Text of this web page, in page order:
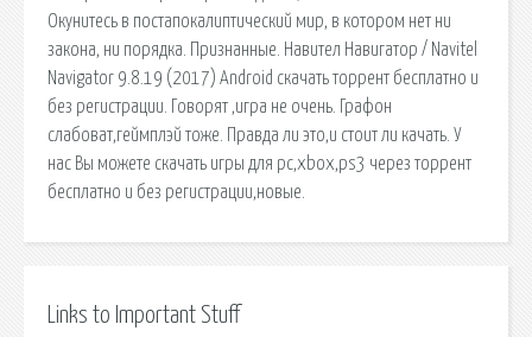
Окунитесь в постапокалиптический мир, в котором нет ни
закона, ни порядка. Признанные. Навител Навигатор / Navitel
Navigator 9.8.19 (2017) Android скачать торрент бесплатно и
без регистрации. Говорят ,игра не очень. Графон
слабоват,геймплэй тоже. Правда ли это,и стоит ли качать. У
нас Вы можете скачать игры для pc,xbox,ps3 через торрент
бесплатно и без регистрации,новые.
Links to Important Stuff